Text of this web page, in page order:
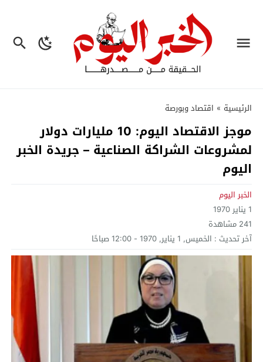
الرئيسية » اقتصاد وبورصة
موجز الاقتصاد اليوم: 10 مليارات دولار
لمشروعات الشراكة الصناعية – جريدة الخبر
اليوم
الخبر اليوم
1 يناير 1970
241 مشاهدة
آخر تحديث : الخميس, 1 يناير, 1970 - 12:00 صباحًا